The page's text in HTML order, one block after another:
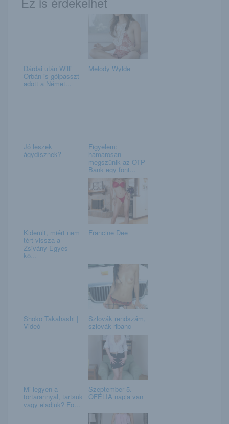
Dárdai után Willi
Orbán is gólpasszt
adott a Német...
Melody Wylde
Jó leszek
ágydísznek?
Figyelem:
hamarosan
megszűnik az OTP
Bank egy font...
Kiderült, miért nem
tért vissza a
Zsivány Egyes
kö...
Francine Dee
Shoko Takahashi |
Videó
Szlovák rendszám,
szlovák ribanc
Mi legyen a
törtarannyal, tartsuk
vagy eladjuk? Fo...
Szeptember 5. –
OFÉLIA napja van